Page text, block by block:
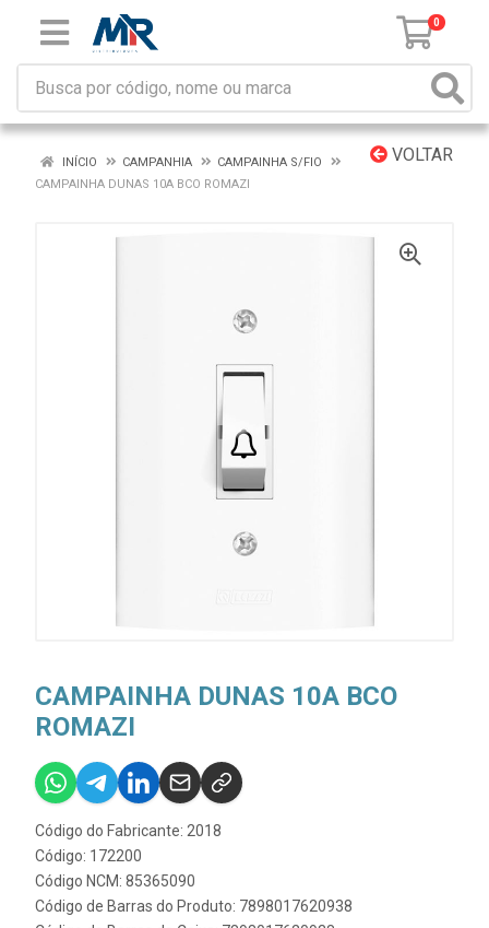
0
VOLTAR
INÍCIO CAMPANHIA
CAMPAINHA S/FIO
CAMPAINHA DUNAS 10A BCO ROMAZI
CAMPAINHA DUNAS 10A BCO
ROMAZI
Código do Fabricante: 2018
Código: 172200
Código NCM: 85365090
Código de Barras do Produto: 7898017620938